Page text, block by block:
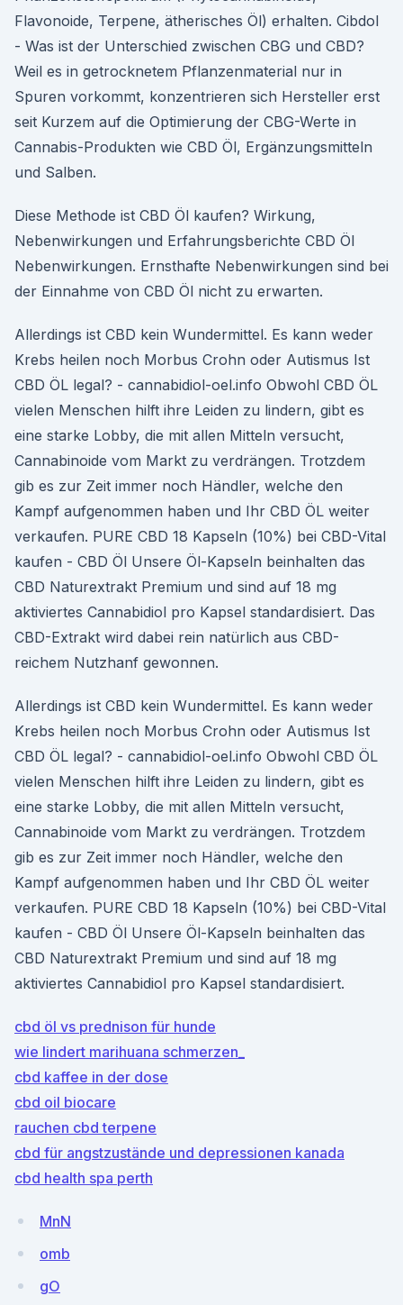
Flavonoide, Terpene, ätherisches Öl) erhalten. Cibdol
- Was ist der Unterschied zwischen CBG und CBD?
Weil es in getrocknetem Pflanzenmaterial nur in
Spuren vorkommt, konzentrieren sich Hersteller erst
seit Kurzem auf die Optimierung der CBG-Werte in
Cannabis-Produkten wie CBD Öl, Ergänzungsmitteln
und Salben.
Diese Methode ist CBD Öl kaufen? Wirkung,
Nebenwirkungen und Erfahrungsberichte CBD Öl
Nebenwirkungen. Ernsthafte Nebenwirkungen sind bei
der Einnahme von CBD Öl nicht zu erwarten.
Allerdings ist CBD kein Wundermittel. Es kann weder
Krebs heilen noch Morbus Crohn oder Autismus Ist
CBD ÖL legal? - cannabidiol-oel.info Obwohl CBD ÖL
vielen Menschen hilft ihre Leiden zu lindern, gibt es
eine starke Lobby, die mit allen Mitteln versucht,
Cannabinoide vom Markt zu verdrängen. Trotzdem
gib es zur Zeit immer noch Händler, welche den
Kampf aufgenommen haben und Ihr CBD ÖL weiter
verkaufen. PURE CBD 18 Kapseln (10%) bei CBD-Vital
kaufen - CBD Öl Unsere Öl-Kapseln beinhalten das
CBD Naturextrakt Premium und sind auf 18 mg
aktiviertes Cannabidiol pro Kapsel standardisiert. Das
CBD-Extrakt wird dabei rein natürlich aus CBD-
reichem Nutzhanf gewonnen.
Allerdings ist CBD kein Wundermittel. Es kann weder
Krebs heilen noch Morbus Crohn oder Autismus Ist
CBD ÖL legal? - cannabidiol-oel.info Obwohl CBD ÖL
vielen Menschen hilft ihre Leiden zu lindern, gibt es
eine starke Lobby, die mit allen Mitteln versucht,
Cannabinoide vom Markt zu verdrängen. Trotzdem
gib es zur Zeit immer noch Händler, welche den
Kampf aufgenommen haben und Ihr CBD ÖL weiter
verkaufen. PURE CBD 18 Kapseln (10%) bei CBD-Vital
kaufen - CBD Öl Unsere Öl-Kapseln beinhalten das
CBD Naturextrakt Premium und sind auf 18 mg
aktiviertes Cannabidiol pro Kapsel standardisiert.
cbd öl vs prednison für hunde
wie lindert marihuana schmerzen_
cbd kaffee in der dose
cbd oil biocare
rauchen cbd terpene
cbd für angstzustände und depressionen kanada
cbd health spa perth
MnN
omb
gO